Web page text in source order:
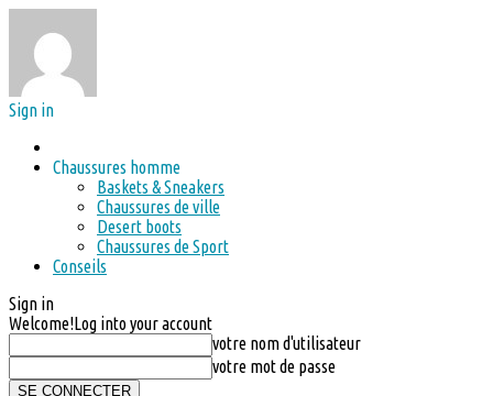
Sign in
Chaussures homme
Baskets & Sneakers
Chaussures de ville
Desert boots
Chaussures de Sport
Conseils
Sign in
Welcome!Log into your account
votre nom d'utilisateur
votre mot de passe